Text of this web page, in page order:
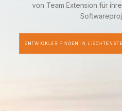
von Team Extension für
ENTWICKLER FINDEN IN